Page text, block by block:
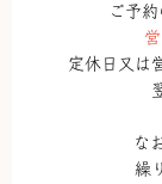
ご予
定休日又は
な
繰